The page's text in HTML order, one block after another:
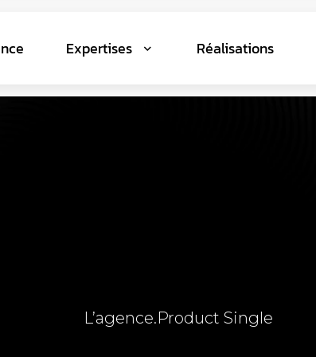
Expertises Réalisations
L’agence.Product Single